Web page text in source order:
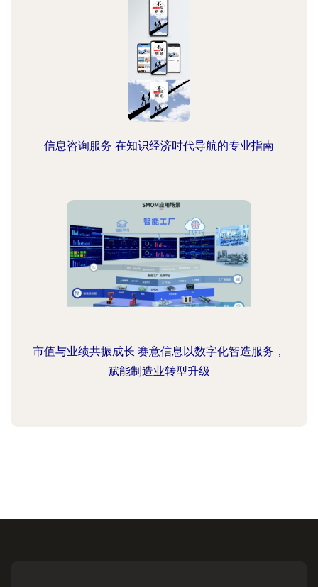
信息咨询服务 在知识经济时代导航的专业指南
市值与业绩共振成长 赛意信息以数字化智造服务，
赋能制造业转型升级